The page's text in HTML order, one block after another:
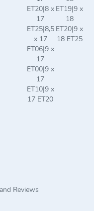
ET20|8 x
17
ET25|8,5
x 17
ET06|9 x
17
ET00|9 x
17
ET10|9 x
17 ET20
ET19|9 x
18
ET20|9 x
18 ET25
Reviews